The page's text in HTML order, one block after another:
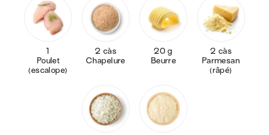
1
Poulet
(escalope)
2 càs
Chapelure
20 g
Beurre
2 càs
Parmesan
(râpé)